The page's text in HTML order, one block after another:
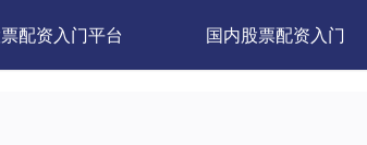
配资入门平台 国内股票配资入门